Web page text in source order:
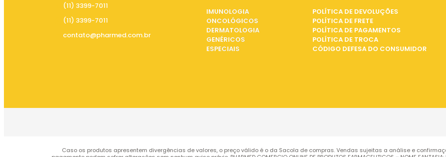
(11) 3399-7011
(11) 3399-7011
contato@pharmed.com.br
IMUNOLOGIA
ONCOLÓGICOS
DERMATOLOGIA
GENÉRICOS
ESPECIAIS
POLÍTICA DE DEVOLUÇÕES
POLÍTICA DE FRETE
POLÍTICA DE PAGAMENTOS
POLÍTICA DE TROCA
CÓDIGO DEFESA DO CONSUMIDOR
Caso os produtos apresentem divergências de valores, o preço válido é o da Sacola de compras. Vendas sujeitas a análise e